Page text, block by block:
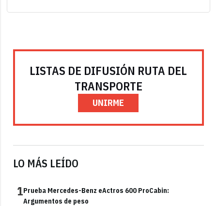
LISTAS DE DIFUSIÓN RUTA DEL
TRANSPORTE
UNIRME
LO MÁS LEÍDO
1Prueba Mercedes-Benz eActros 600 ProCabin:
Argumentos de peso